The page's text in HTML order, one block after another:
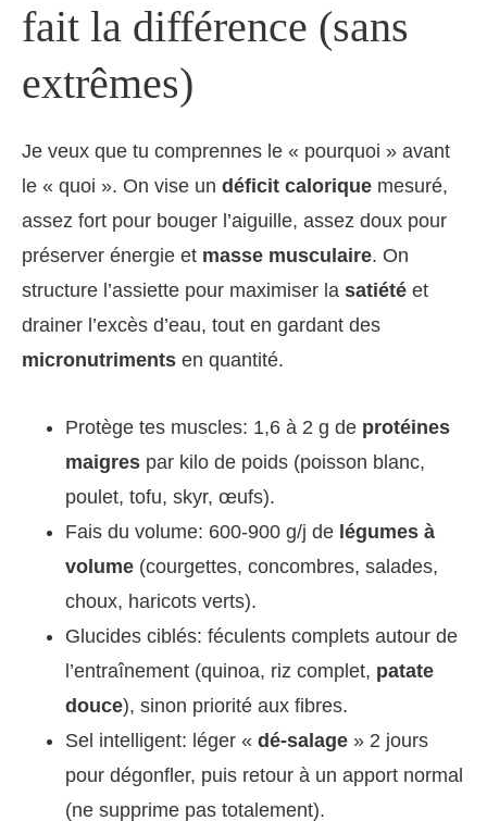
fait la différence (sans
extrêmes)
Je veux que tu comprennes le « pourquoi » avant
le « quoi ». On vise un déficit calorique mesuré,
assez fort pour bouger l’aiguille, assez doux pour
préserver énergie et masse musculaire. On
structure l’assiette pour maximiser la satiété et
drainer l’excès d’eau, tout en gardant des
micronutriments en quantité.
Protège tes muscles: 1,6 à 2 g de protéines
maigres par kilo de poids (poisson blanc,
poulet, tofu, skyr, œufs).
Fais du volume: 600-900 g/j de légumes à
volume (courgettes, concombres, salades,
choux, haricots verts).
Glucides ciblés: féculents complets autour de
l’entraînement (quinoa, riz complet, patate
douce), sinon priorité aux fibres.
Sel intelligent: léger « dé-salage » 2 jours
pour dégonfler, puis retour à un apport normal
(ne supprime pas totalement).